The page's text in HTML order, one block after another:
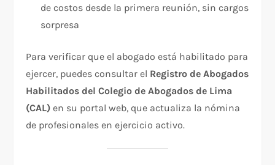
de costos desde la primera reunión, sin cargos
sorpresa
Para verificar que el abogado está habilitado para
ejercer, puedes consultar el Registro de Abogados
Habilitados del Colegio de Abogados de Lima
(CAL) en su portal web, que actualiza la nómina
de profesionales en ejercicio activo.